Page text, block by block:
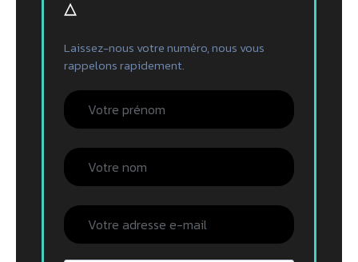
Laissez-nous votre numéro, nous vous
rappelons rapidement.